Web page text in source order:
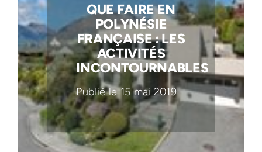
QUE FAIRE EN
POLYNÉSIE
FRANÇAISE : LES
ACTIVITÉS
INCONTOURNABLES
Publié le 15 mai 2019